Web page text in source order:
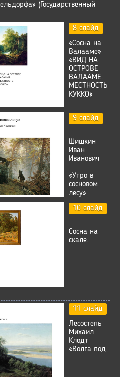
(Государственный
8 слайд
«Cocнa нa
Baлaaмe»
«ВИД НА
ОСТРОВЕ
ВАЛААМЕ.
МЕСТНОСТЬ
КУККО»
9 слайд
Шишкин
Иван
Иванович
«Утро в
сосновом
лесу»
10 слайд
Сосна на
скале.
11 слайд
Лесостепь
Михаил
Клодт
«Волга под